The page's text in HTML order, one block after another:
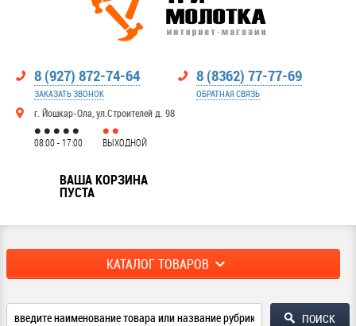
8 (927) 872-74-64
ЗАКАЗАТЬ ЗВОНОК
г. Йошкар-Ола, ул.Строителей д. 98
8 (8362) 77-77-69
ОБРАТНАЯ СВЯЗЬ
08:00 - 17:00 ВЫХОДНОЙ
ВАША КОРЗИНА
ПУСТА
КАТАЛОГ ТОВАРОВ